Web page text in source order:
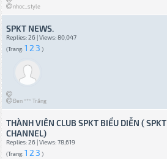
nhoc_style
SPKT NEWS.
Replies: 26 | Views: 80,047
(Trang:1 2 3 )
Đen ^*^ Trắng
THÀNH VIÊN CLUB SPKT BIỂU DIỄN ( SPKT
CHANNEL)
Replies: 26 | Views: 78,619
(Trang:1 2 3 )